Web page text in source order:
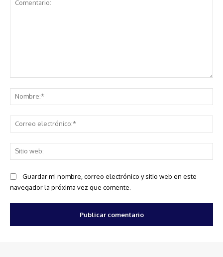
Guardar mi nombre, correo electrónico y sitio web en este
navegador la próxima vez que comente.